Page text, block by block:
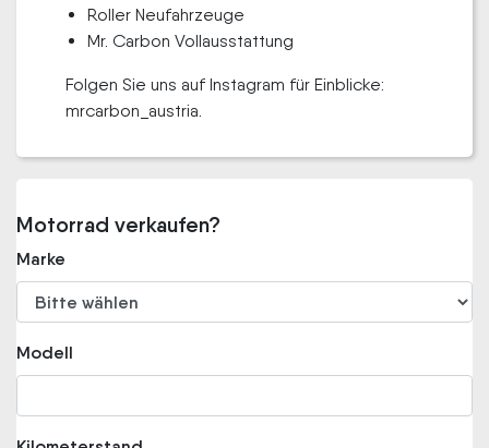
Roller Neufahrzeuge
Mr. Carbon Vollausstattung
Folgen Sie uns auf Instagram für Einblicke:
mrcarbon_austria.
Motorrad verkaufen?
Marke
Modell